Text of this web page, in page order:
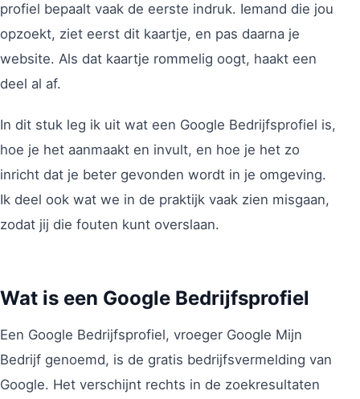
profiel bepaalt vaak de eerste indruk. Iemand die jou
opzoekt, ziet eerst dit kaartje, en pas daarna je
website. Als dat kaartje rommelig oogt, haakt een
deel al af.
In dit stuk leg ik uit wat een Google Bedrijfsprofiel is,
hoe je het aanmaakt en invult, en hoe je het zo
inricht dat je beter gevonden wordt in je omgeving.
Ik deel ook wat we in de praktijk vaak zien misgaan,
zodat jij die fouten kunt overslaan.
Wat is een Google Bedrijfsprofiel
Een Google Bedrijfsprofiel, vroeger Google Mijn
Bedrijf genoemd, is de gratis bedrijfsvermelding van
Google. Het verschijnt rechts in de zoekresultaten